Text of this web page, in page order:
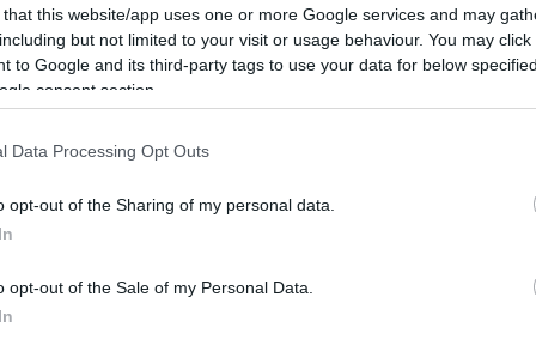
that this website/app uses one or more Google services and may
but not limited to your visit or usage behaviour. You may
to Google and its third-party tags to use your data for below
consent section.
Data Processing Opt Outs
opt-out of the Sharing of my personal data.
opt-out of the Sale of my Personal Data.
τους».
πως οι συρμοί αποσύρονται άμεσα και
φόβους πως λόγω της παλαιότητάς τους,
εκ νέου κάποιο πρόβλημα.
ΔΙΑΦΗΜΙΣΗ